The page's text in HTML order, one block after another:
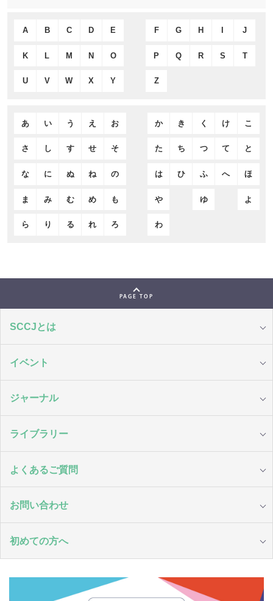
A B C D E F G H J
K L M N O P Q R S T
U V W X Y Z
あ い う え お か き く け こ
さ し す せ そ た ち つ て と
な に ぬ ね の は ひ ふ へ ほ
ま み む め も や ゆ よ
ら り る れ ろ わ
PAGE TOP
SCCJとは
イベント
ジャーナル
ライブラリー
よくあるご質問
お問い合わせ
初めての方へ